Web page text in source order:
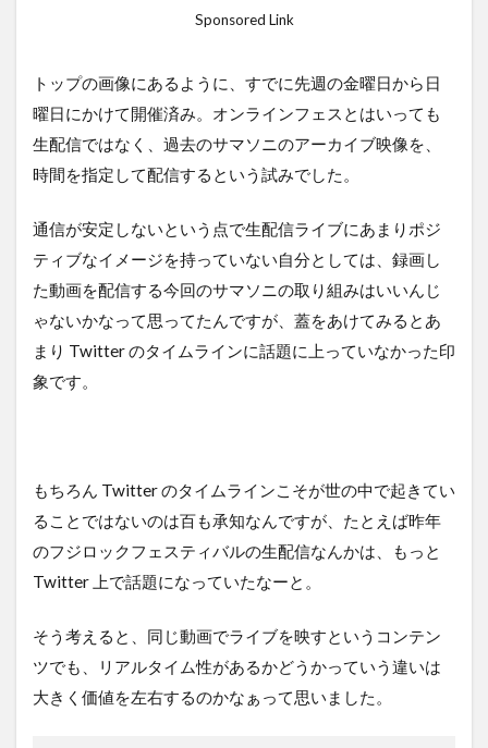
Sponsored Link
トップの画像にあるように、すでに先週の金曜日から日
曜日にかけて開催済み。オンラインフェスとはいっても
生配信ではなく、過去のサマソニのアーカイブ映像を、
時間を指定して配信するという試みでした。
通信が安定しないという点で生配信ライブにあまりポジ
ティブなイメージを持っていない自分としては、録画し
た動画を配信する今回のサマソニの取り組みはいいんじ
ゃないかなって思ってたんですが、蓋をあけてみるとあ
まり Twitter のタイムラインに話題に上っていなかった印
象です。
もちろん Twitter のタイムラインこそが世の中で起きてい
ることではないのは百も承知なんですが、たとえば昨年
のフジロックフェスティバルの生配信なんかは、もっと
Twitter 上で話題になっていたなーと。
そう考えると、同じ動画でライブを映すというコンテン
ツでも、リアルタイム性があるかどうかっていう違いは
大きく価値を左右するのかなぁって思いました。